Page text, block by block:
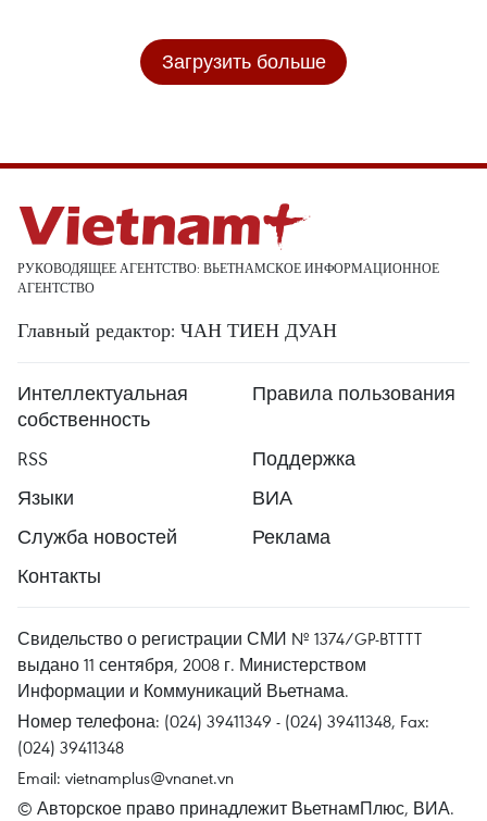
Загрузить больше
РУКОВОДЯЩЕЕ АГЕНТСТВО: ВЬЕТНАМСКОЕ ИНФОРМАЦИОННОЕ
АГЕНТСТВО
Главный редактор: ЧАН ТИЕН ДУАН
Интеллектуальная
собственность
Правила пользования
RSS
Поддержка
Языки
ВИА
Служба новостей
Реклама
Контакты
Свидельство о регистрации СМИ № 1374/GP-BTTTT
выдано 11 сентября, 2008 г. Министерством
Информации и Коммуникаций Вьетнама.
Номер телефона: (024) 39411349 - (024) 39411348, Fax:
(024) 39411348
Email: vietnamplus@vnanet.vn
© Авторское право принадлежит ВьетнамПлюс, ВИА.